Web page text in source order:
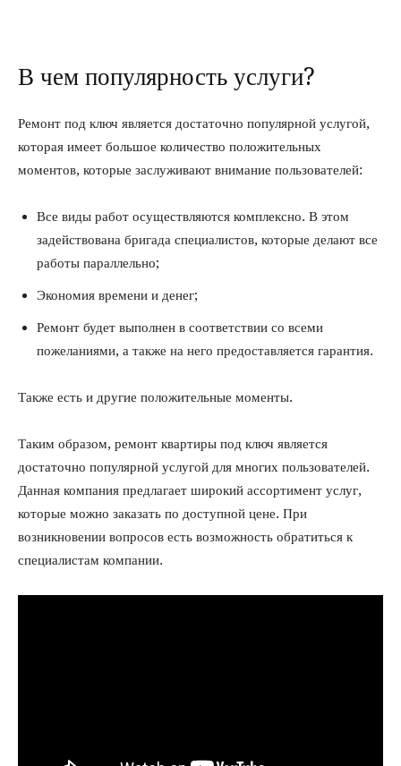
В чем популярность услуги?
Ремонт под ключ является достаточно популярной услугой,
которая имеет большое количество положительных
моментов, которые заслуживают внимание пользователей:
Все виды работ осуществляются комплексно. В этом
задействована бригада специалистов, которые делают все
работы параллельно;
Экономия времени и денег;
Ремонт будет выполнен в соответствии со всеми
пожеланиями, а также на него предоставляется гарантия.
Также есть и другие положительные моменты.
Таким образом, ремонт квартиры под ключ является
достаточно популярной услугой для многих пользователей.
Данная компания предлагает широкий ассортимент услуг,
которые можно заказать по доступной цене. При
возникновении вопросов есть возможность обратиться к
специалистам компании.